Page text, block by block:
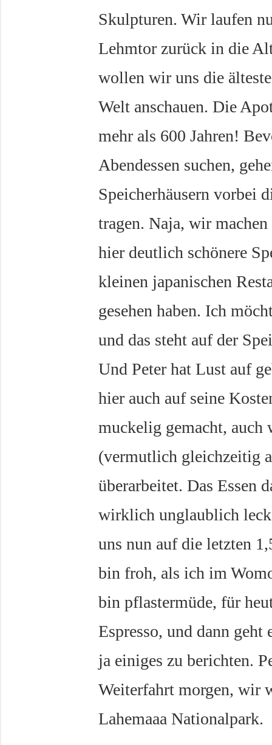
Skulpturen. Wir laufen
Lehmtor zurück in die
wollen wir uns die
Welt anschauen. Die
mehr als 600 Jahren!
Abendessen suchen,
Speicherhäusern vorbei
tragen. Naja, wir
hier deutlich schönere
kleinen japanischen
gesehen haben. Ich
und das steht auf der
Und Peter hat Lust auf
hier auch auf seine
muckelig gemacht, auch
(vermutlich gleichzeitig
überarbeitet. Das Essen
wirklich unglaublich
uns nun auf die letzten
bin froh, als ich im
bin pflastermüde, für
Espresso, und dann geht
ja einiges zu berichten.
Weiterfahrt morgen, wir
Lahemaaa Nationalpark.